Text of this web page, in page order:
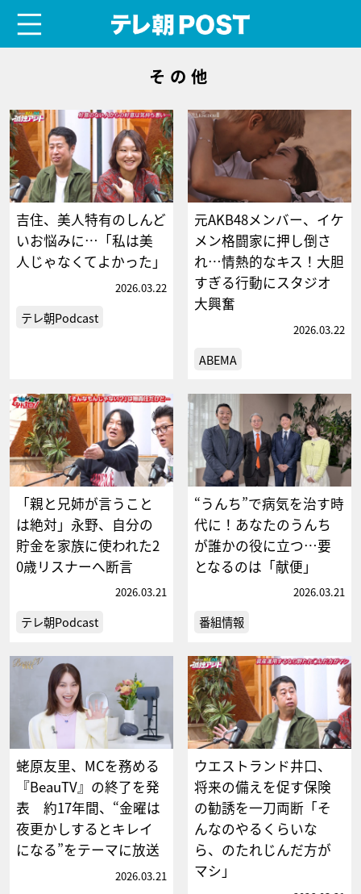
その他
吉住、美人特有のしんど
いお悩みに…「私は美
人じゃなくてよかった」
2026.03.22
テレ朝Podcast
元AKB48メンバー、イケ
メン格闘家に押し倒さ
れ…情熱的なキス！大胆
すぎる行動にスタジオ
大興奮
2026.03.22
ABEMA
「親と兄姉が言うこと
は絶対」永野、自分の
貯金を家族に使われた2
0歳リスナーへ断言
2026.03.21
テレ朝Podcast
“うんち”で病気を治す時
代に！あなたのうんち
が誰かの役に立つ…要
となるのは「献便」
2026.03.21
番組情報
蛯原友里、MCを務める
『BeauTV』の終了を発
表 約17年間、“金曜は
夜更かしするとキレイ
になる”をテーマに放送
2026.03.21
ウエストランド井口、
将来の備えを促す保険
の勧誘を一刀両断「そ
んなのやるくらいな
ら、のたれじんだ方が
マシ」